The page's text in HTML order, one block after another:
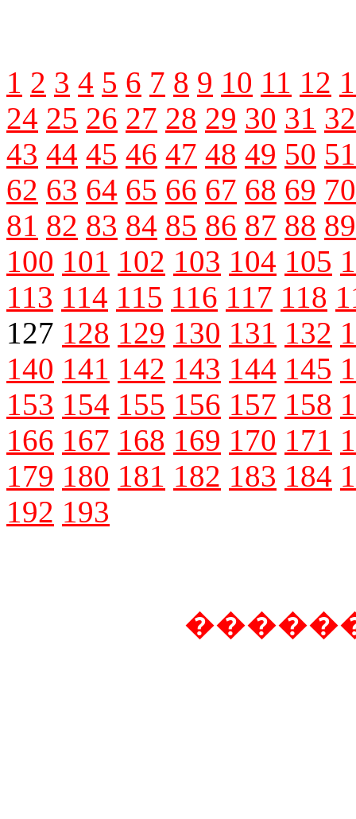
1 2 3 4 5 6 7 8 9 10 11 12
24 25 26 27 28 29 30 31 32
43 44 45 46 47 48 49 50 51
62 63 64 65 66 67 68 69 70
81 82 83 84 85 86 87 88 89
100 101 102 103 104 105
113 114 115 116 117 118
127 128 129 130 131 132
140 141 142 143 144 145
153 154 155 156 157 158
166 167 168 169 170 171
179 180 181 182 183 184
192 193